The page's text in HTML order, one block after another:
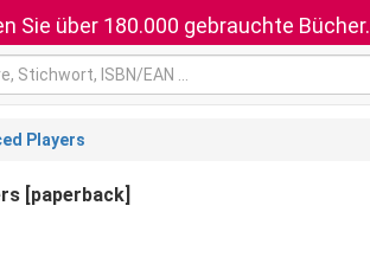
Sie über 180.000 gebrauchte Bücher.
Players
[paperback]